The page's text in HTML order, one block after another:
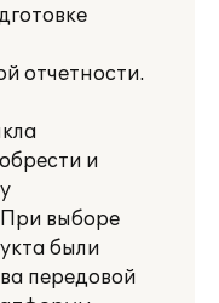
отчетности.
и
При выборе
были
передовой